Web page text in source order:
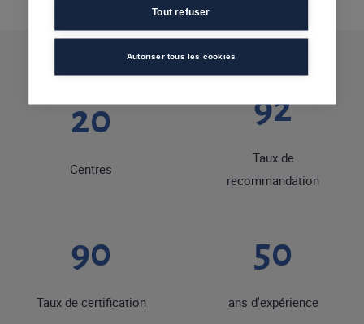
20
Centres
92
Taux de
recommandation
90
Taux de certification
50
ans d'expérience
Tout refuser
Autoriser tous les cookies